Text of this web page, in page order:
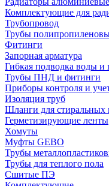
Комплектующие для
Трубопровод
Трубы
Фитинги
Запорная арматура
Гибкая подводка воды и
Трубы ПНД и фитинги
Приборы контроля и
Изоляция труб
Шланги для
Герметизирующие ленты
Хомуты
Муфты GEBO
Трубы
Трубы для теплого пола
Сшитые ПЭ